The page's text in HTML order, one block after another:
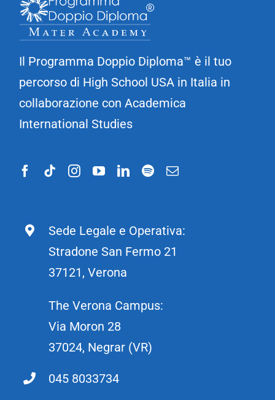
Il Programma Doppio Diploma™ è il tuo
percorso di High School USA in Italia in
collaborazione con Academica
International Studies
Sede Legale e Operativa:
Stradone San Fermo 21
37121, Verona
The Verona Campus:
Via Moron 28
37024, Negrar (VR)
045 8033734